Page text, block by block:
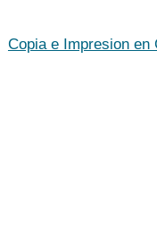
Copia e Impresion en